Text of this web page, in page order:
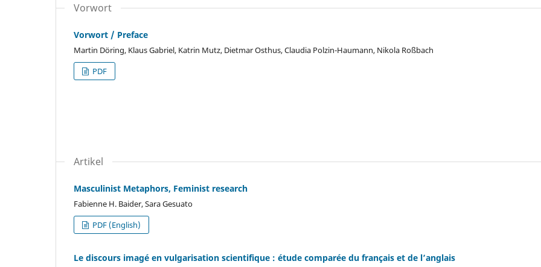
Vorwort
Vorwort / Preface
Martin Döring, Klaus Gabriel, Katrin Mutz, Dietmar Osthus, Claudia Polzin-Haumann, Nikola Roßbach
PDF
Artikel
Masculinist Metaphors, Feminist research
Fabienne H. Baider, Sara Gesuato
PDF (English)
Le discours imagé en vulgarisation scientifique : étude comparée du français et de l’anglais